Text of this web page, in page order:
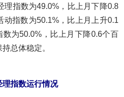
理指数为49.0%，比上月下降0.8
动指数为50.1%，比上月上升0.1
为50.0%，比上月下降0.6个百
总体稳定。
理指数运行情况